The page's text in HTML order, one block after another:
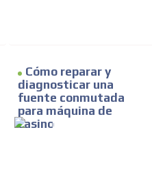
Cómo reparar y
diagnosticar una
fuente conmutada
para máquina de
casino